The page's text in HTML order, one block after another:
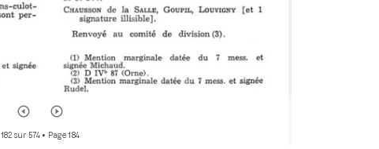
182 sur 574• Page 184